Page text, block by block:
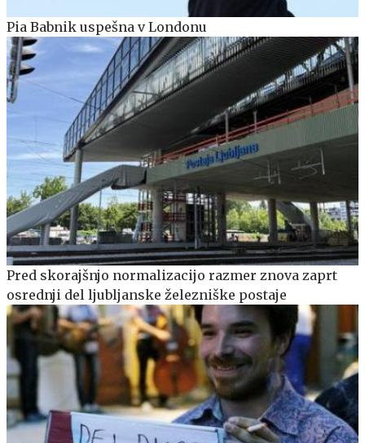
Pia Babnik uspešna v Londonu
Pred skorajšnjo normalizacijo razmer znova zaprt
osrednji del ljubljanske železniške postaje